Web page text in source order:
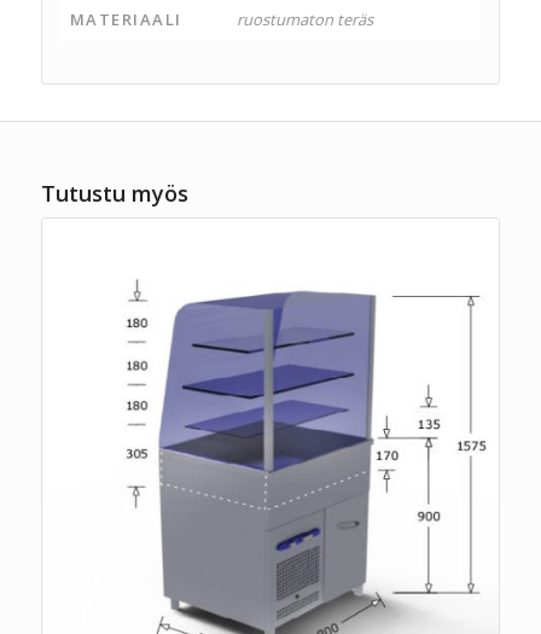
MATERIAALI
ruostumaton teräs
Tutustu myös